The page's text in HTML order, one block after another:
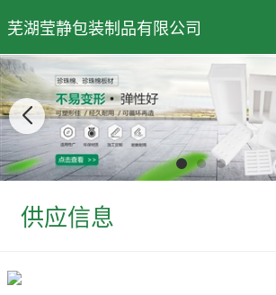
芜湖莹静包装制品有限公司
供应信息